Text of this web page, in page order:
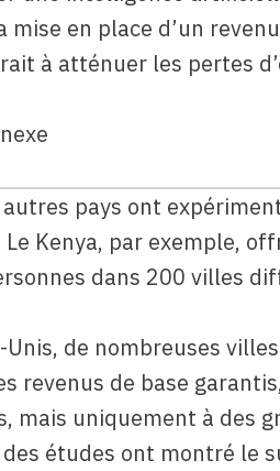
mise en place d’un
à atténuer les pertes
pays ont
Le Kenya, par exemple,
dans 200 villes
Unis, de nombreuses
revenus de base
mais uniquement à des
des études ont montré le